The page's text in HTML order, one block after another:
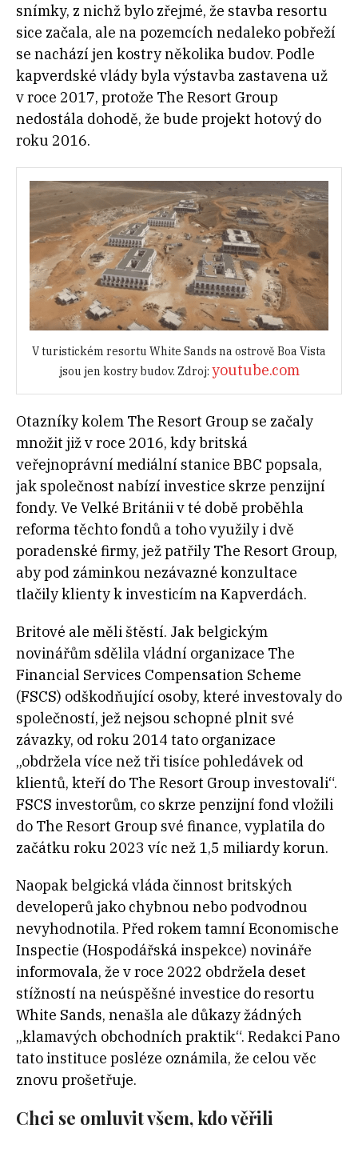
snímky, z nichž bylo zřejmé, že stavba resortu
sice začala, ale na pozemcích nedaleko pobřeží
se nachází jen kostry několika budov. Podle
kapverdské vlády byla výstavba zastavena už
v roce 2017, protože The Resort Group
nedostála dohodě, že bude projekt hotový do
roku 2016.
V turistickém resortu White Sands na ostrově Boa Vista
jsou jen kostry budov. Zdroj: youtube.com
Otazníky kolem The Resort Group se začaly
množit již v roce 2016, kdy britská
veřejnoprávní mediální stanice BBC popsala,
jak společnost nabízí investice skrze penzijní
fondy. Ve Velké Británii v té době proběhla
reforma těchto fondů a toho využily i dvě
poradenské firmy, jež patřily The Resort Group,
aby pod záminkou nezávazné konzultace
tlačily klienty k investicím na Kapverdách.
Britové ale měli štěstí. Jak belgickým
novinářům sdělila vládní organizace The
Financial Services Compensation Scheme
(FSCS) odškodňující osoby, které investovaly do
společností, jež nejsou schopné plnit své
závazky, od roku 2014 tato organizace
„obdržela více než tři tisíce pohledávek od
klientů, kteří do The Resort Group investovali“.
FSCS investorům, co skrze penzijní fond vložili
do The Resort Group své finance, vyplatila do
začátku roku 2023 víc než 1,5 miliardy korun.
Naopak belgická vláda činnost britských
developerů jako chybnou nebo podvodnou
nevyhodnotila. Před rokem tamní Economische
Inspectie (Hospodářská inspekce) novináře
informovala, že v roce 2022 obdržela deset
stížností na neúspěšné investice do resortu
White Sands, nenašla ale důkazy žádných
„klamavých obchodních praktik“. Redakci Pano
tato instituce posléze oznámila, že celou věc
znovu prošetřuje.
Chci se omluvit všem, kdo věřili